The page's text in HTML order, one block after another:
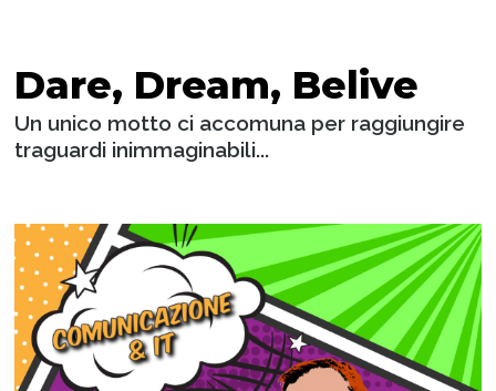
Dare, Dream, Belive
Un unico motto ci accomuna per raggiungire
traguardi inimmaginabili...